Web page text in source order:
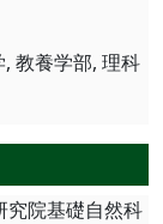
教養学部, 理科
究院基礎自然科